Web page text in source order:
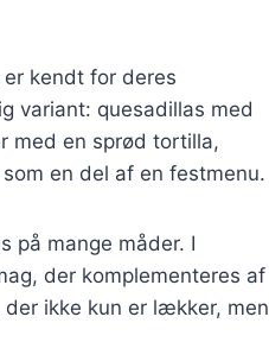
kendt for deres
variant: quesadillas med
med en sprød tortilla,
en del af en festmenu.
på mange måder. I
der komplementeres af
ikke kun er lækker, men